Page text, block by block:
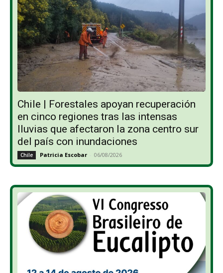
Chile | Forestales apoyan recuperación
en cinco regiones tras las intensas
lluvias que afectaron la zona centro sur
del país con inundaciones
Chile Patricia Escobar - 06/08/2026